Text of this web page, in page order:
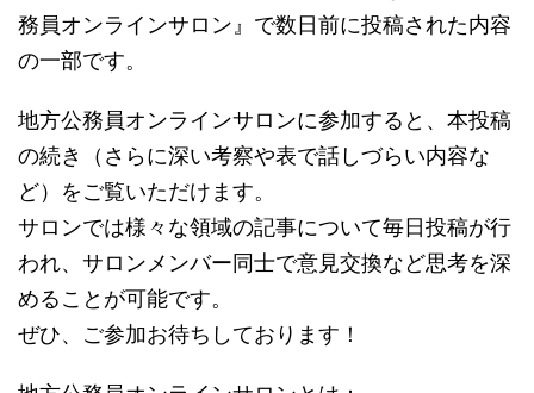
務員オンラインサロン』で数日前に投稿された内容
の一部です。
地方公務員オンラインサロンに参加すると、本投稿
の続き（さらに深い考察や表で話しづらい内容な
ど）をご覧いただけます。
サロンでは様々な領域の記事について毎日投稿が行
われ、サロンメンバー同士で意見交換など思考を深
めることが可能です。
ぜひ、ご参加お待ちしております！